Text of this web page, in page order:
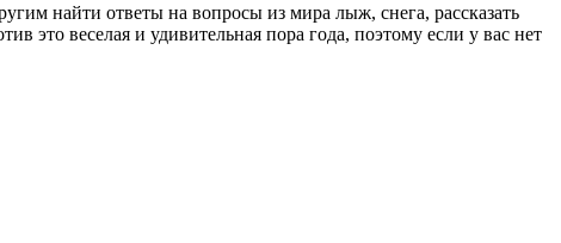
найти ответы на вопросы из мира лыж, снега, рассказать
это веселая и удивительная пора года, поэтому если у вас нет